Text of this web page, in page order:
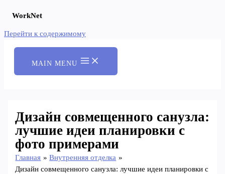
WorkNet
Перейти к содержимому
MAIN MENU
Дизайн совмещенного санузла:
лучшие идеи планировки с
фото примерами
Главная
Внутренняя отделка
Дизайн совмещенного санузла: лучшие идеи планировки с